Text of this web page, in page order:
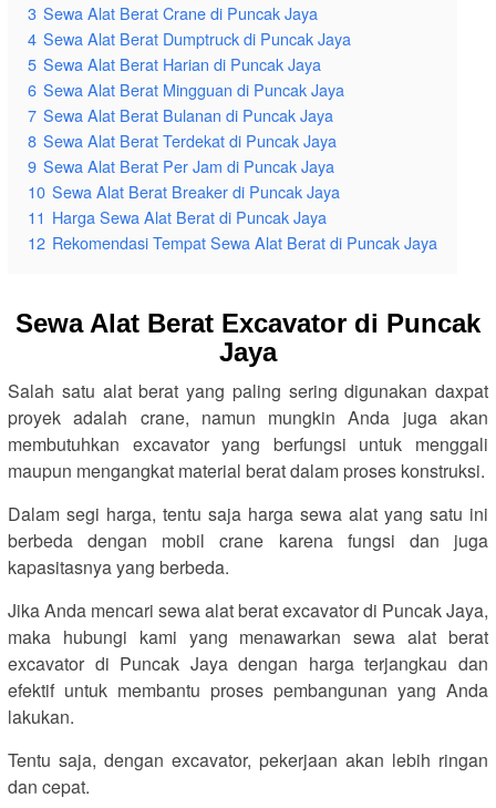
3 Sewa Alat Berat Crane di Puncak Jaya
4 Sewa Alat Berat Dumptruck di Puncak Jaya
5 Sewa Alat Berat Harian di Puncak Jaya
6 Sewa Alat Berat Mingguan di Puncak Jaya
7 Sewa Alat Berat Bulanan di Puncak Jaya
8 Sewa Alat Berat Terdekat di Puncak Jaya
9 Sewa Alat Berat Per Jam di Puncak Jaya
10 Sewa Alat Berat Breaker di Puncak Jaya
11 Harga Sewa Alat Berat di Puncak Jaya
12 Rekomendasi Tempat Sewa Alat Berat di Puncak Jaya
Sewa Alat Berat Excavator di Puncak
Jaya
Salah satu alat berat yang paling sering digunakan daxpat
proyek adalah crane, namun mungkin Anda juga akan
membutuhkan excavator yang berfungsi untuk menggali
maupun mengangkat material berat dalam proses konstruksi.
Dalam segi harga, tentu saja harga sewa alat yang satu ini
berbeda dengan mobil crane karena fungsi dan juga
kapasitasnya yang berbeda.
Jika Anda mencari sewa alat berat excavator di Puncak Jaya,
maka hubungi kami yang menawarkan sewa alat berat
excavator di Puncak Jaya dengan harga terjangkau dan
efektif untuk membantu proses pembangunan yang Anda
lakukan.
Tentu saja, dengan excavator, pekerjaan akan lebih ringan
dan cepat.